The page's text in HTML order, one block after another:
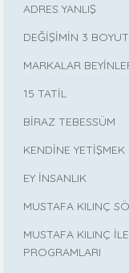
ADRES YANLIŞ
DEĞİŞİMİN 3
MARKALAR
15 TATİL
BİRAZ TEBESSÜM
KENDİNE YETİŞMEK
EY İNSANLIK
MUSTAFA KILINÇ
MUSTAFA KILINÇ
PROGRAMLARI